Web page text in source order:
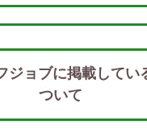
ョブに掲載してい
ついて